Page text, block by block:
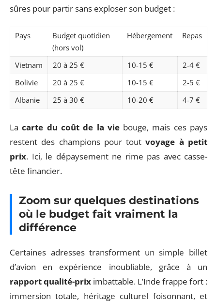
sûres pour partir sans exploser son budget :
Pays
Budget quotidien
(hors vol)
Hébergement Repas
Vietnam 20 à 25 € 10-15 €
2-4 €
Bolivie
20 à 25 € 10-15 €
2-5 €
Albanie
25 à 30 € 10-20 € 4-7 €
Lacarte du coût de la viebouge, mais ces pays
restent des champions pour toutvoyage à petit
prix. Ici, le dépaysement ne rime pas avec casse-
tête financier.
Zoom sur quelques destinations
où le budget fait vraiment la
différence
Certaines adresses transforment un simple billet
d’avion en expérience inoubliable, grâce à un
rapport qualité-prix imbattable. L’Inde frappe fort :
immersion totale, héritage culturel foisonnant, et